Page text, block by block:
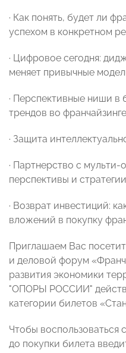
· Как понять, будет ли
успехом в конкретном
· Цифровое сегодня:
меняет привычные
· Перспективные ниши в
трендов во
· Защита
· Партнерство с
перспективы и
· Возврат инвестиций:
вложений в покупку
Приглашаем Вас
и деловой форум
развития экономики
"ОПОРЫ РОССИИ"
категории билетов
Чтобы
до покупки билета